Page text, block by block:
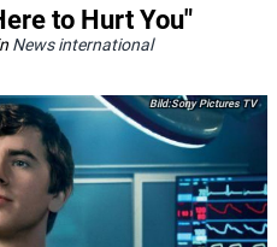
to Hurt You"
News international
Sony Pictures TV